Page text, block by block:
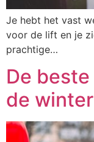
Je hebt het vast
voor de lift en je
prachtige…
De
de